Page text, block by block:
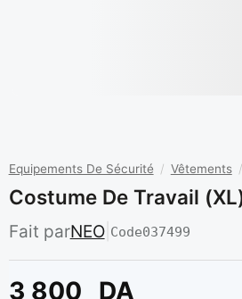
Equipements De Sécurité / Vêtements /
Costume De Travail
Fait parNEO| Code037499
3 800 DA